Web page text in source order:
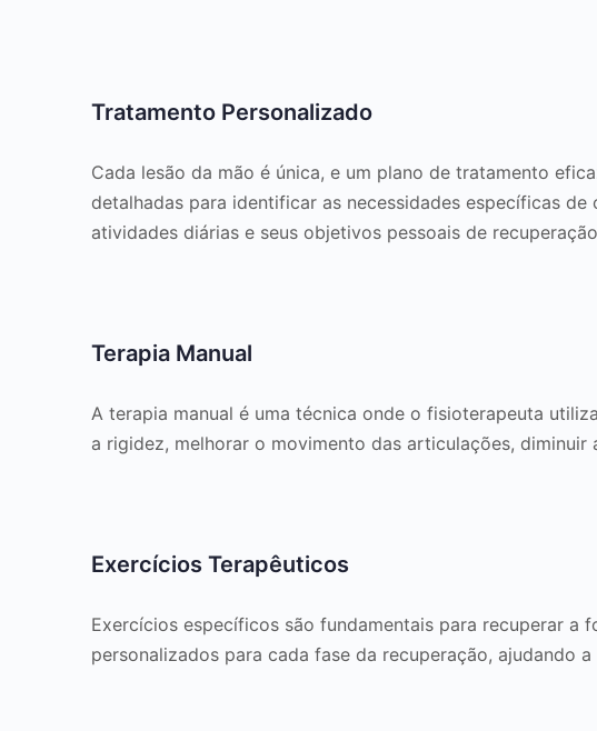
Tratamento Personalizado
Cada lesão da mão é única, e um plano de tratamento
detalhadas para identificar as necessidades específicas
atividades diárias e seus objetivos pessoais de
Terapia Manual
A terapia manual é uma técnica onde o fisioterapeuta
a rigidez, melhorar o movimento das articulações,
Exercícios Terapêuticos
Exercícios específicos são fundamentais para recuperar a
personalizados para cada fase da recuperação, ajudando